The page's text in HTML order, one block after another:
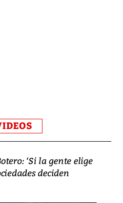
‘Si la gente elige
deciden